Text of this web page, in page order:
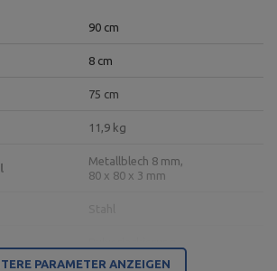
90 cm
8 cm
75 cm
11,9 kg
Metallblech 8 mm,
80 x 80 x 3 mm
PARAMETER ANZEIGEN